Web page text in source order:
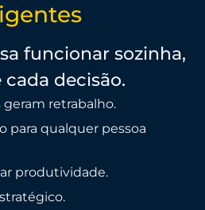
funcionar sozinha,
decisão.
geram retrabalho.
para qualquer pessoa
produtividade.